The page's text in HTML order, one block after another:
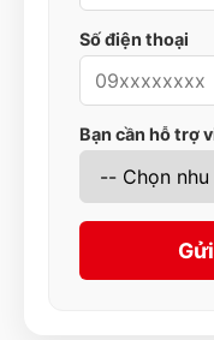
Số điện thoại
Bạn cần hỗ trợ